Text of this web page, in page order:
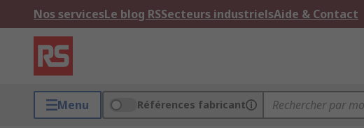
Nos servicesLe blog RSSecteurs industrielsAide & Contact
Menu Références fabricant